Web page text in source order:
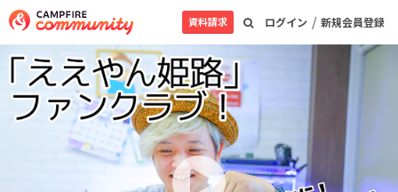
ログイン / 新規会員登録
資料請求